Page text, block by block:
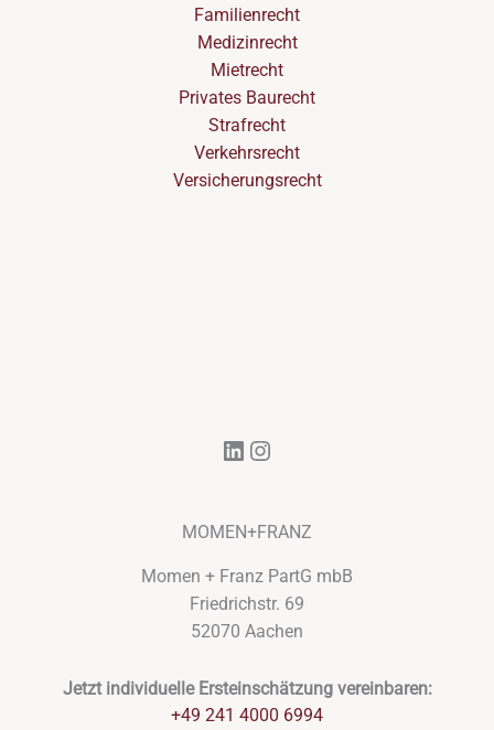
Familienrecht
Medizinrecht
Mietrecht
Privates Baurecht
Strafrecht
Verkehrsrecht
Versicherungsrecht
LinkedIn
Instagram
MOMEN+FRANZ
Momen + Franz PartG mbB
Friedrichstr. 69
52070 Aachen
Jetzt individuelle Ersteinschätzung vereinbaren:
+49 241 4000 6994